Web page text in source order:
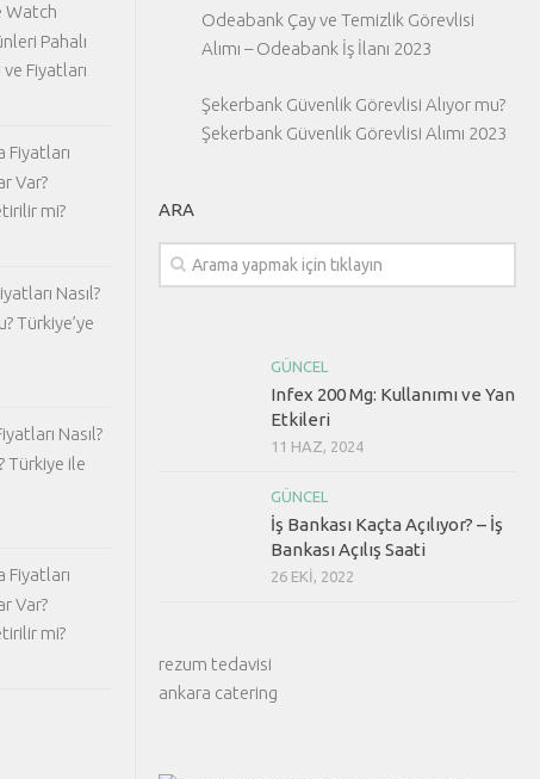
Odeabank Çay ve Temizlik Görevlisi
Alımı – Odeabank İş İlanı 2023
Şekerbank Güvenlik Görevlisi Alıyor mu?
Şekerbank Güvenlik Görevlisi Alımı 2023
ARA
GÜNCEL
Infex 200 Mg: Kullanımı ve Yan
Etkileri
11 HAZ, 2024
GÜNCEL
İş Bankası Kaçta Açılıyor? – İş
Bankası Açılış Saati
26 EKI, 2022
rezum tedavisi
ankara catering
Watch
Pahalı
Fiyatları
Var?
mi?
Nasıl?
Türkiye’ye
Nasıl?
Türkiye ile
Var?
mi?